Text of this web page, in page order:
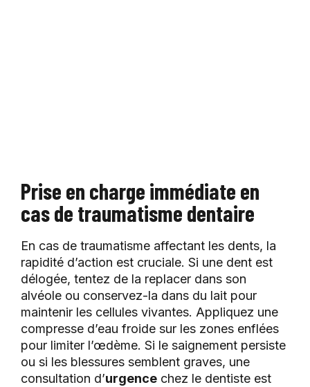
Prise en charge immédiate en
cas de traumatisme dentaire
En cas de traumatisme affectant les dents, la
rapidité d’action est cruciale. Si une dent est
délogée, tentez de la replacer dans son
alvéole ou conservez-la dans du lait pour
maintenir les cellules vivantes. Appliquez une
compresse d’eau froide sur les zones enflées
pour limiter l’œdème. Si le saignement persiste
ou si les blessures semblent graves, une
consultation d’urgence chez le dentiste est